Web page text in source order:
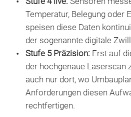
Temperatur, Belegung oder
speisen diese Daten
der sogenannte digitale
Stufe 5 Präzision: Erst auf
der hochgenaue Laserscan
auch nur dort, wo
Anforderungen diesen
rechtfertigen.